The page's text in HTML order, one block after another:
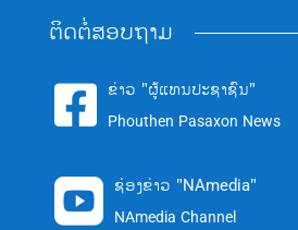
ຕິດຕໍ່ສອບຖາມ
 ຂ່າວ "ຜູ້ແທນປະຊາຊົນ"
Phouthen Pasaxon News
 ຊ່ອງຂ່າວ "NAmedia"
NAmedia Channel